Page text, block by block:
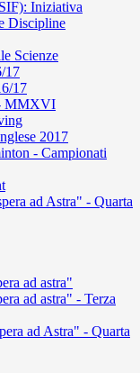
Iniziativa
Discipline
Scienze
17
17
MMXVI
2017
- Campionati
ad Astra" - Quarta
ad astra"
ad astra" - Terza
ad Astra" - Quarta